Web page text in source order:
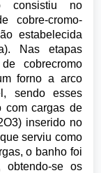
consistiu no
cobre-cromo-
estabelecida
Nas etapas
cobrecromo
forno a arco
sendo esses
com cargas de
inserido no
serviu como
o banho foi
obtendo-se os